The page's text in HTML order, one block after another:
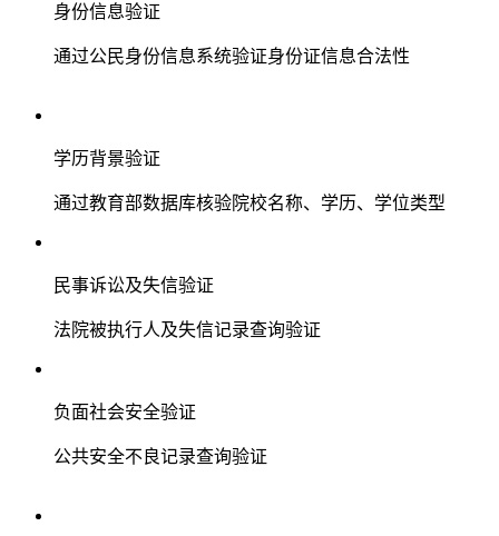
身份信息验证
通过公民身份信息系统验证身份证信息合法性
学历背景验证
通过教育部数据库核验院校名称、学历、学位类型
民事诉讼及失信验证
法院被执行人及失信记录查询验证
负面社会安全验证
公共安全不良记录查询验证